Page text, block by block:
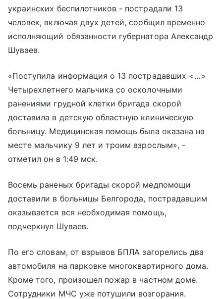
украинских беспилотников - пострадали 13
человек, включая двух детей, сообщил временно
исполняющий обязанности губернатора Александр
Шуваев.
«Поступила информация о 13 пострадавших <…>
Четырехлетнего мальчика со осколочными
ранениями грудной клетки бригада скорой
доставила в детскую областную клиническую
больницу. Медицинская помощь была оказана на
месте мальчику 9 лет и троим взрослым», -
отметил он в 1:49 мск.
Восемь раненых бригады скорой медпомощи
доставили в больницы Белгорода, пострадавшим
оказывается вся необходимая помощь,
подчеркнул Шуваев.
По его словам, от взрывов БПЛА загорелись два
автомобиля на парковке многоквартирного дома.
Кроме того, произошел пожар в частном доме.
Сотрудники МЧС уже потушили возгорания.